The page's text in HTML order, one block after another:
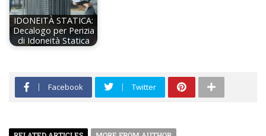
IDONEITÀ STATICA:
Decalogo per Perizia
di Idoneità Statica
Facebook Twitter